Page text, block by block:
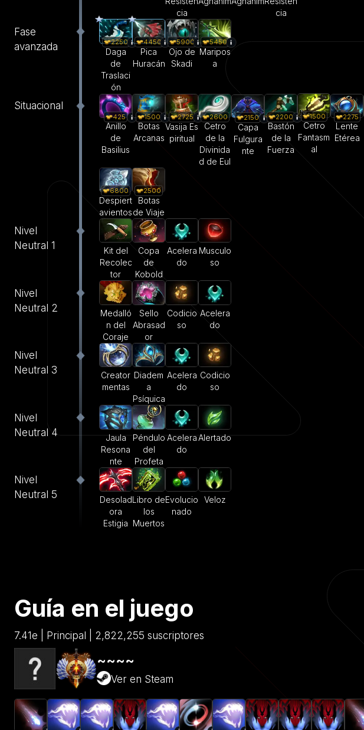
cia
cia
Fase
avanzada
2250
Daga
de
Traslaci
ón
4450
Pica
Huracán
5900
Ojo de
Skadi
5450
Maripos
a
Situacional
425
Anillo
de
Basilius
1500
Botas
Arcanas
2725
Vasija Es
piritual
2600
Cetro
de la
Divinida
d de Eul
2150
Capa
Fulgura
nte
2200
Bastón
de la
Fuerza
1500
Cetro
Fantasm
al
2275
Lente
Etérea
6800
Despiert
avientos
2500
Botas
de Viaje
Nivel
Neutral 1
Kit del
Recolec
tor
Copa
de
Kobold
Acelera
do
Musculo
so
Nivel
Neutral 2
Medalló
n del
Coraje
Sello
Abrasad
or
Codicio
so
Acelera
do
Nivel
Neutral 3
Creator
mentas
Diadem
a
Psíquica
Acelera
do
Codicio
so
Nivel
Neutral 4
Jaula
Resona
nte
Péndulo
del
Profeta
Acelera
do
Alertado
Nivel
Neutral 5
Desolad
ora
Estigia
Libro de
los
Muertos
Evolucio
nado
Veloz
Guía en el juego
7.41e | Principal | 2,822,255 suscriptores
~~~~
Ver en Steam